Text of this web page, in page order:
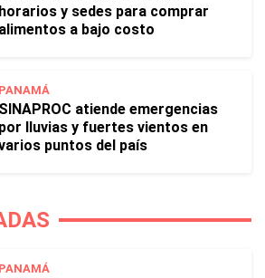
horarios y sedes para comprar
alimentos a bajo costo
PANAMÁ
SINAPROC atiende emergencias
por lluvias y fuertes vientos en
puntos del país
PANAMÁ